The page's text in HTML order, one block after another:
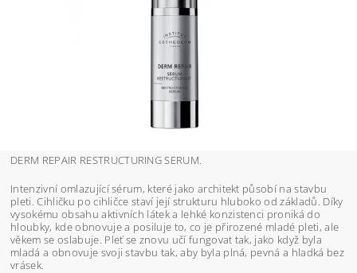
DERM REPAIR RESTRUCTURING SERUM.
Intenzivní omlazující sérum, které jako architekt působí na stavbu
pleti. Cihličku po cihličce staví její strukturu hluboko od základů. Díky
vysokému obsahu aktivních látek a lehké konzistenci proniká do
hloubky, kde obnovuje a posiluje to, co je přirozené mladé pleti, ale
věkem se oslabuje. Pleť se znovu učí fungovat tak, jako když byla
mladá a obnovuje svoji stavbu tak, aby byla plná, pevná a hladká bez
vrásek.